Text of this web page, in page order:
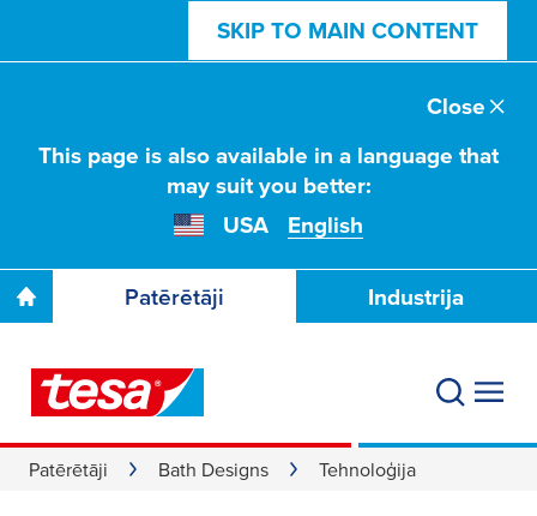
SKIP TO MAIN CONTENT
This page is also available in a language that
may suit you better:
USA
English
Close
Patērētāji Industrija
Patērētāji Bath Designs Tehnoloģija